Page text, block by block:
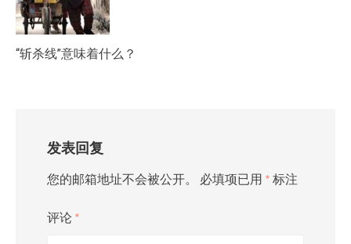
“斩杀线”意味着什么？
发表回复
您的邮箱地址不会被公开。 必填项已用 * 标注
评论 *